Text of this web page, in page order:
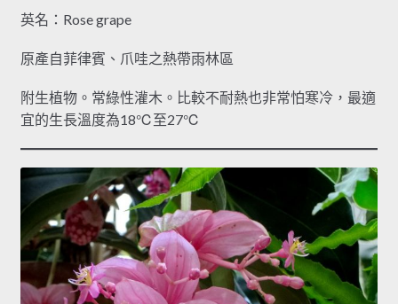
英名：Rose grape
原產自菲律賓、爪哇之熱帶雨林區
附生植物。常綠性灌木。比較不耐熱也非常怕寒冷，最適
宜的生長溫度為18℃至27℃